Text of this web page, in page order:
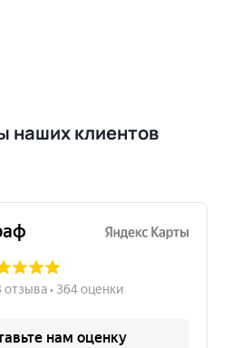
наших клиентов